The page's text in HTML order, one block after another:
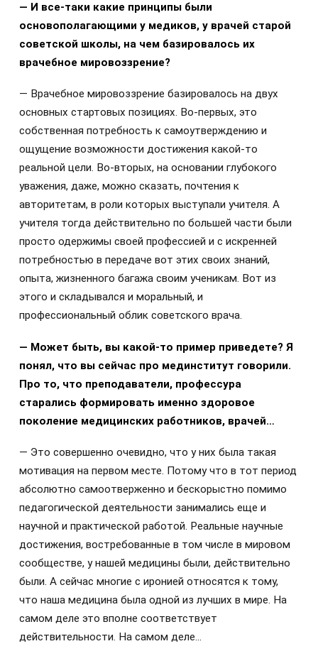
— И все-таки какие принципы были
основополагающими у медиков, у врачей старой
советской школы, на чем базировалось их
врачебное мировоззрение?
— Врачебное мировоззрение базировалось на двух
основных стартовых позициях. Во-первых, это
собственная потребность к самоутверждению и
ощущение возможности достижения какой-то
реальной цели. Во-вторых, на основании глубокого
уважения, даже, можно сказать, почтения к
авторитетам, в роли которых выступали учителя. А
учителя тогда действительно по большей части были
просто одержимы своей профессией и с искренней
потребностью в передаче вот этих своих знаний,
опыта, жизненного багажа своим ученикам. Вот из
этого и складывался и моральный, и
профессиональный облик советского врача.
— Может быть, вы какой-то пример приведете? Я
понял, что вы сейчас про мединститут говорили.
Про то, что преподаватели, профессура
старались формировать именно здоровое
поколение медицинских работников, врачей…
— Это совершенно очевидно, что у них была такая
мотивация на первом месте. Потому что в тот период
абсолютно самоотверженно и бескорыстно помимо
педагогической деятельности занимались еще и
научной и практической работой. Реальные научные
достижения, востребованные в том числе в мировом
сообществе, у нашей медицины были, действительно
были. А сейчас многие с иронией относятся к тому,
что наша медицина была одной из лучших в мире. На
самом деле это вполне соответствует
действительности. На самом деле…